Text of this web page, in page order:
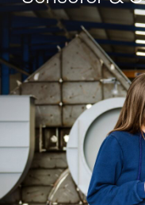
med
Du är
kontaktformulär
och skicka oss
Allmänt